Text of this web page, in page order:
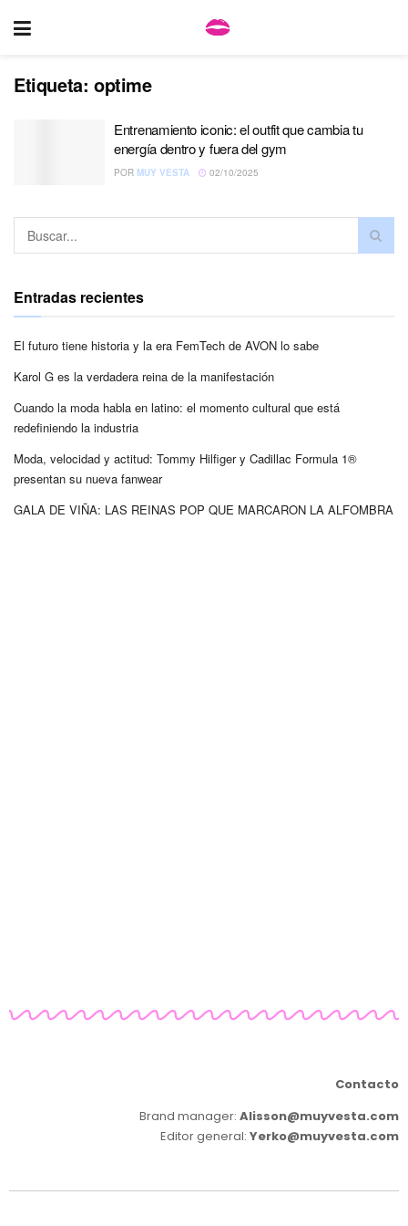
Etiqueta: optime
Entrenamiento iconic: el outfit que cambia tu
energía dentro y fuera del gym
POR MUY VESTA 02/10/2025
Entradas recientes
El futuro tiene historia y la era FemTech de AVON lo sabe
Karol G es la verdadera reina de la manifestación
Cuando la moda habla en latino: el momento cultural que está
redefiniendo la industria
Moda, velocidad y actitud: Tommy Hilfiger y Cadillac Formula 1®
presentan su nueva fanwear
GALA DE VIÑA: LAS REINAS POP QUE MARCARON LA ALFOMBRA
Contacto
Brand manager: Alisson@muyvesta.com
Editor general: Yerko@muyvesta.com